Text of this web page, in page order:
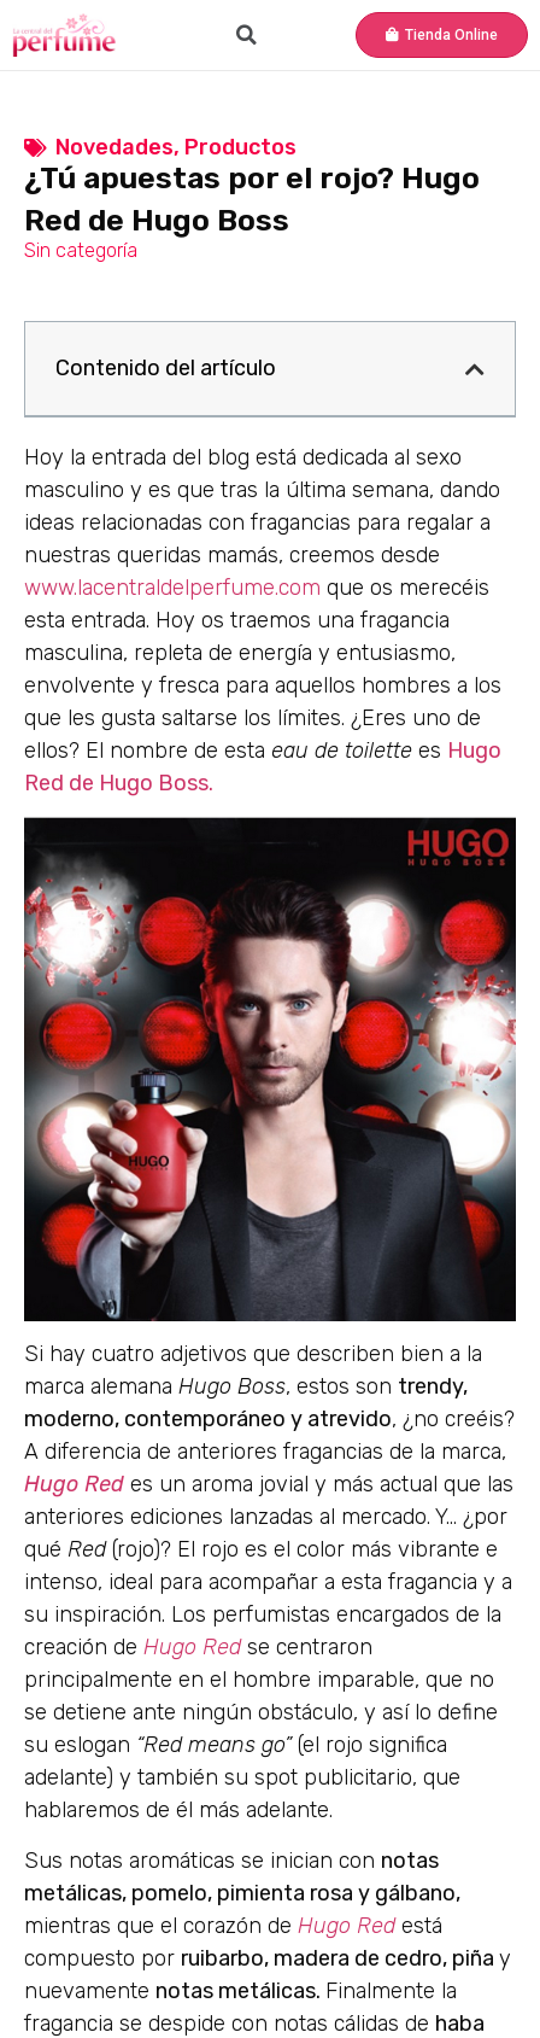
Tienda Online
Novedades, Productos
¿Tú apuestas por el rojo? Hugo
Red de Hugo Boss
Sin categoría
Contenido del artículo
Hoy la entrada del blog está dedicada al sexo
masculino y es que tras la última semana, dando
ideas relacionadas con fragancias para regalar a
nuestras queridas mamás, creemos desde
www.lacentraldelperfume.com que os merecéis
esta entrada. Hoy os traemos una fragancia
masculina, repleta de energía y entusiasmo,
envolvente y fresca para aquellos hombres a los
que les gusta saltarse los límites. ¿Eres uno de
ellos? El nombre de esta eau de toilette es Hugo
Red de Hugo Boss.
Si hay cuatro adjetivos que describen bien a la
marca alemana Hugo Boss, estos son trendy,
moderno, contemporáneo y atrevido, ¿no creéis?
A diferencia de anteriores fragancias de la marca,
Hugo Red es un aroma jovial y más actual que las
anteriores ediciones lanzadas al mercado. Y… ¿por
qué Red(rojo)? El rojo es el color más vibrante e
intenso, ideal para acompañar a esta fragancia y a
su inspiración. Los perfumistas encargados de la
creación de Hugo Redse centraron
principalmente en el hombre imparable, que no
se detiene ante ningún obstáculo, y así lo define
su eslogan “Red means go”(el rojo significa
adelante) y también su spot publicitario, que
hablaremos de él más adelante.
Sus notas aromáticas se inician con notas
metálicas, pomelo, pimienta rosa y gálbano,
mientras que el corazón de Hugo Redestá
compuesto por ruibarbo, madera de cedro, piña y
nuevamente notas metálicas. Finalmente la
fragancia se despide con notas cálidas de haba